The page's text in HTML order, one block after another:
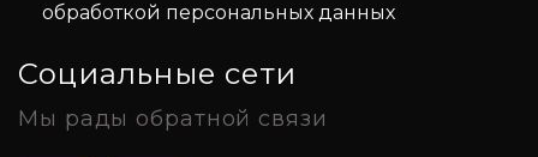
обработкой персональных данных
Социальные сети
Мы рады обратной связи